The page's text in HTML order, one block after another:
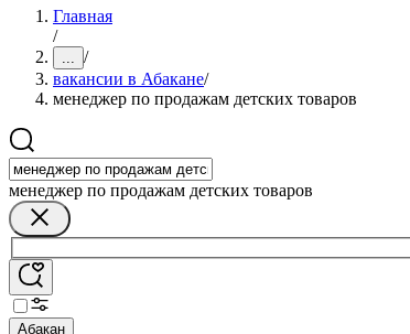
Главная
/
... /
вакансии в Абакане/
менеджер по продажам детских товаров
менеджер по продажам детских товаров
Абакан